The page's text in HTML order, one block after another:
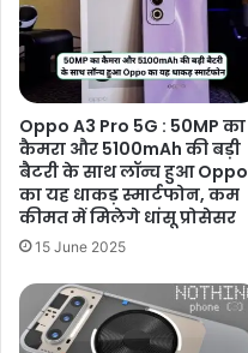
Oppo A3 Pro 5G : 50MP का
कैमरा और 5100mAh की बड़ी
बैटरी के साथ लॉन्च हुआ Oppo
का यह धाकड़ स्मार्टफोन, कम
कीमत में मिलेगे धांसू प्रोसेसर
15 June 2025